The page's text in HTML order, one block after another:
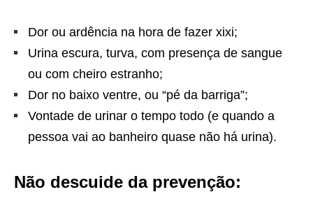
Dor ou ardência na hora de fazer xixi;
Urina escura, turva, com presença de sangue
ou com cheiro estranho;
Dor no baixo ventre, ou “pé da barriga”;
Vontade de urinar o tempo todo (e quando a
pessoa vai ao banheiro quase não há urina).
Não descuide da prevenção: